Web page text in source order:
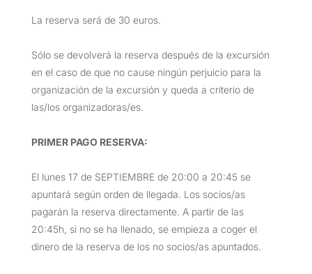
La reserva será de 30 euros.
Sólo se devolverá la reserva después de la excursión
en el caso de que no cause ningún perjuicio para la
organización de la excursión y queda a criterio de
las/los organizadoras/es.
PRIMER PAGO RESERVA:
El lunes 17 de SEPTIEMBRE de 20:00 a 20:45 se
apuntará según orden de llegada. Los socios/as
pagarán la reserva directamente. A partir de las
20:45h, si no se ha llenado, se empieza a coger el
dinero de la reserva de los no socios/as apuntados.